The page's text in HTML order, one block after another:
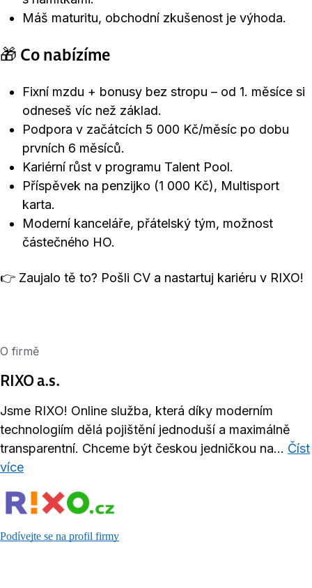
Máš maturitu, obchodní zkušenost je výhoda.
🎁 Co nabízíme
Fixní mzdu + bonusy bez stropu – od 1. měsíce si
odneseš víc než základ.
Podpora v začátcích 5 000 Kč/měsíc po dobu
prvních 6 měsíců.
Kariérní růst v programu Talent Pool.
Příspěvek na penzijko (1 000 Kč), Multisport
karta.
Moderní kanceláře, přátelský tým, možnost
částečného HO.
👉 Zaujalo tě to? Pošli CV a nastartuj kariéru v RIXO!
O firmě
RIXO a.s.
Jsme RIXO! Online služba, která díky moderním
technologiím dělá pojištění jednoduší a maximálně
transparentní. Chceme být českou jedničkou na... Číst
více
Podívejte se na profil firmy